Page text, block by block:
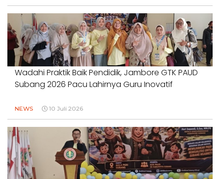
Wadahi Praktik Baik Pendidik, Jambore GTK PAUD
Subang 2026 Pacu Lahirnya Guru Inovatif
NEWS 10 Juli 2026